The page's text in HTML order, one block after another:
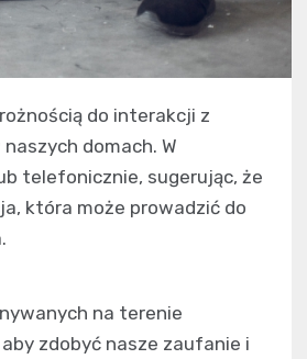
do interakcji z
domach. W
telefonicznie, sugerując, że
która może prowadzić do
na terenie
zdobyć nasze zaufanie i